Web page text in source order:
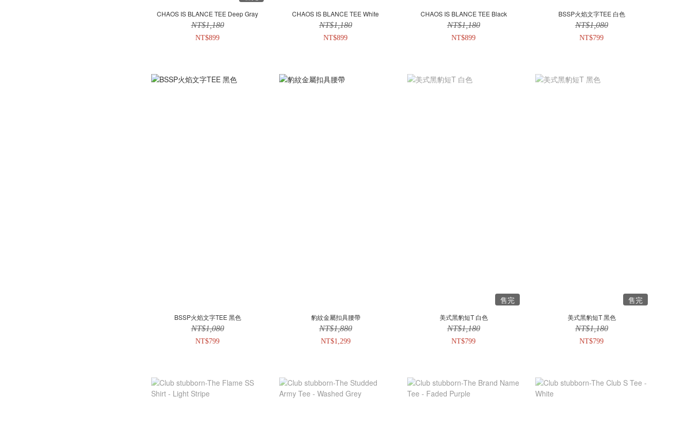
CHAOS IS BLANCE TEE Deep Gray
NT$1,180
NT$899
CHAOS IS BLANCE TEE White
NT$1,180
NT$899
CHAOS IS BLANCE TEE Black
NT$1,180
NT$899
BSSP火焰文字TEE 白色
NT$1,080
NT$799
BSSP火焰文字TEE 黑色
NT$1,080
NT$799
豹紋金屬扣具腰帶
NT$1,880
NT$1,299
售完
美式黑豹短T 白色
NT$1,180
NT$799
售完
美式黑豹短T 黑色
NT$1,180
NT$799